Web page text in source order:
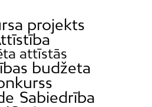
projekts
attīstās
budžeta
Sabiedrība